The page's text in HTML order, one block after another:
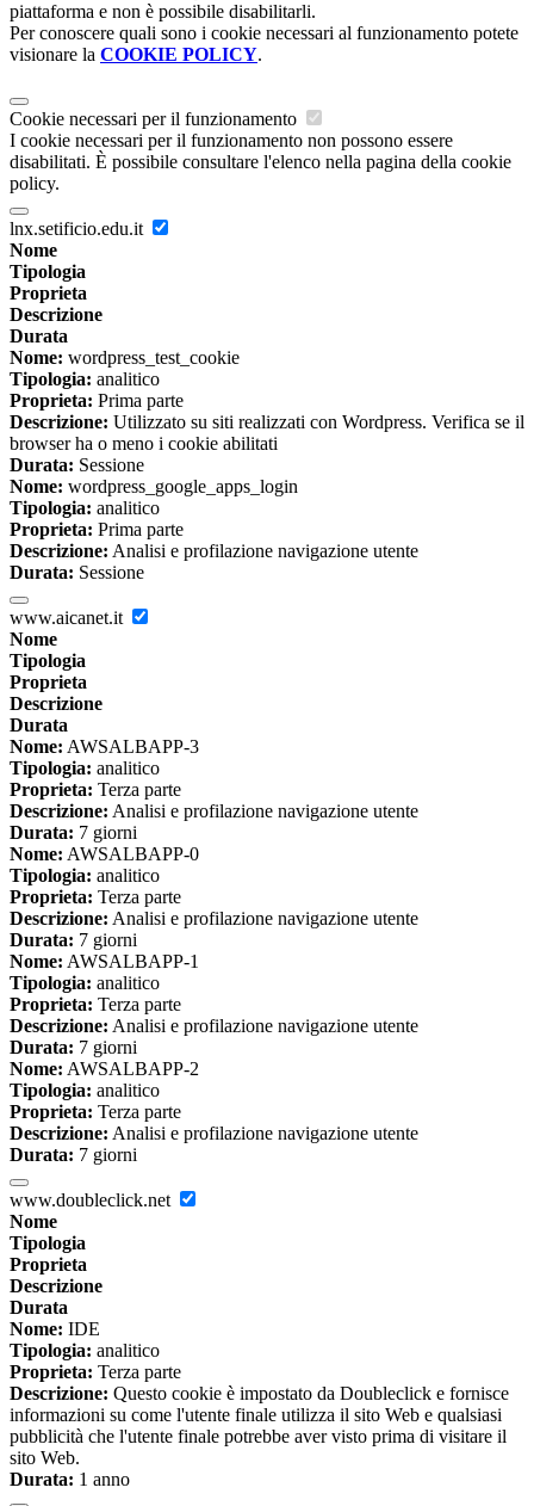
piattaforma e non è possibile disabilitarli.
Per conoscere quali sono i cookie necessari al funzionamento potete
visionare la COOKIE POLICY.
Cookie necessari per il funzionamento
I cookie necessari per il funzionamento non possono essere
disabilitati. È possibile consultare l'elenco nella pagina della cookie
policy.
lnx.setificio.edu.it
Nome
Tipologia
Proprieta
Descrizione
Durata
Nome: wordpress_test_cookie
Tipologia: analitico
Proprieta: Prima parte
Descrizione: Utilizzato su siti realizzati con Wordpress. Verifica se il
browser ha o meno i cookie abilitati
Durata: Sessione
Nome: wordpress_google_apps_login
Tipologia: analitico
Proprieta: Prima parte
Descrizione: Analisi e profilazione navigazione utente
Durata: Sessione
www.aicanet.it
Nome
Tipologia
Proprieta
Descrizione
Durata
Nome: AWSALBAPP-3
Tipologia: analitico
Proprieta: Terza parte
Descrizione: Analisi e profilazione navigazione utente
Durata: 7 giorni
Nome: AWSALBAPP-0
Tipologia: analitico
Proprieta: Terza parte
Descrizione: Analisi e profilazione navigazione utente
Durata: 7 giorni
Nome: AWSALBAPP-1
Tipologia: analitico
Proprieta: Terza parte
Descrizione: Analisi e profilazione navigazione utente
Durata: 7 giorni
Nome: AWSALBAPP-2
Tipologia: analitico
Proprieta: Terza parte
Descrizione: Analisi e profilazione navigazione utente
Durata: 7 giorni
www.doubleclick.net
Nome
Tipologia
Proprieta
Descrizione
Durata
Nome: IDE
Tipologia: analitico
Proprieta: Terza parte
Descrizione: Questo cookie è impostato da Doubleclick e fornisce
informazioni su come l'utente finale utilizza il sito Web e qualsiasi
pubblicità che l'utente finale potrebbe aver visto prima di visitare il
sito Web.
Durata: 1 anno